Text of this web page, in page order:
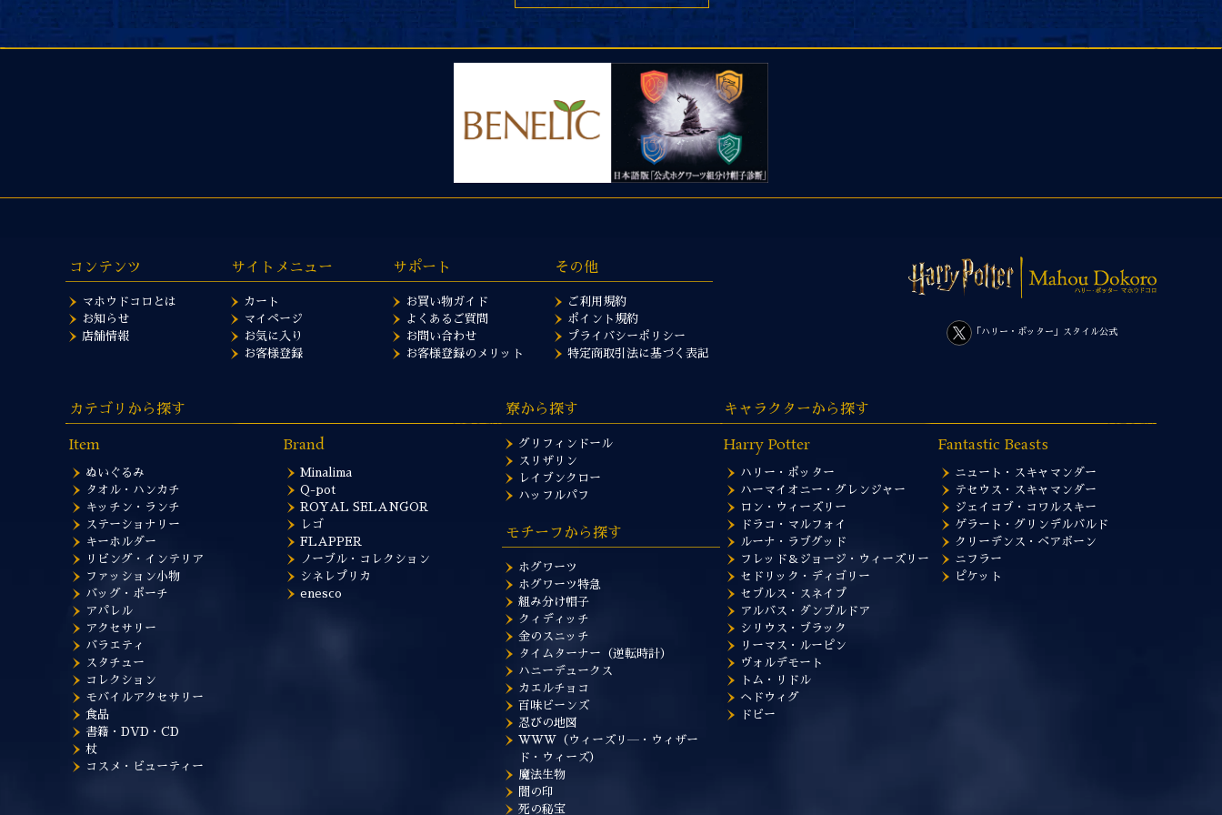
コンテンツ
マホウドコロとは
お知らせ
店舗情報
サイトメニュー
カート
マイページ
お気に入り
お客様登録
サポート
お買い物ガイド
よくあるご質問
お問い合わせ
お客様登録のメリット
その他
ご利用規約
ポイント規約
プライバシーポリシー
特定商取引法に基づく表記
「ハリー・ポッター」スタイル公式
カテゴリから探す
Item
ぬいぐるみ
タオル・ハンカチ
キッチン・ランチ
ステーショナリー
キーホルダー
リビング・インテリア
ファッション小物
バッグ・ポーチ
アパレル
アクセサリー
バラエティ
スタチュー
コレクション
モバイルアクセサリー
食品
書籍・DVD・CD
杖
コスメ・ビューティー
Brand
Minalima
Q-pot
ROYAL SELANGOR
レゴ
FLAPPER
ノーブル・コレクション
シネレプリカ
enesco
寮から探す
グリフィンドール
スリザリン
レイブンクロー
ハッフルパフ
モチーフから探す
ホグワーツ
ホグワーツ特急
組み分け帽子
クィディッチ
金のスニッチ
タイムターナー（逆転時計）
ハニーデュークス
カエルチョコ
百味ビーンズ
忍びの地図
WWW（ウィーズリ―・ウィザー
ド・ウィーズ）
魔法生物
闇の印
死の秘宝
キャラクターから探す
Harry Potter
ハリー・ポッター
ハーマイオニー・グレンジャー
ロン・ウィーズリー
ドラコ・マルフォイ
ルーナ・ラブグッド
フレッド＆ジョージ・ウィーズリー
セドリック・ディゴリー
セブルス・スネイプ
アルバス・ダンブルドア
シリウス・ブラック
リーマス・ルーピン
ヴォルデモート
トム・リドル
ヘドウィグ
ドビー
Fantastic Beasts
ニュート・スキャマンダー
テセウス・スキャマンダー
ジェイコブ・コワルスキー
ゲラート・グリンデルバルド
クリーデンス・ベアボーン
ニフラー
ピケット